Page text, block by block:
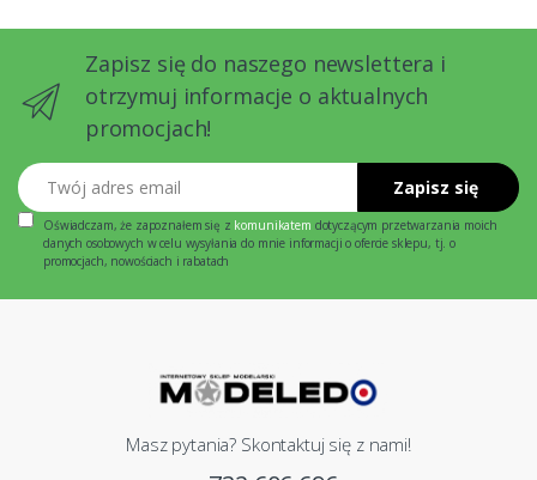
Zapisz się do naszego newslettera i
otrzymuj informacje o aktualnych
promocjach!
Twój adres email
Zapisz się
Oświadczam, że zapoznałem się z komunikatem dotyczącym przetwarzania moich
danych osobowych w celu wysyłania do mnie informacji o ofercie sklepu, tj. o
promocjach, nowościach i rabatach
Masz pytania? Skontaktuj się z nami!